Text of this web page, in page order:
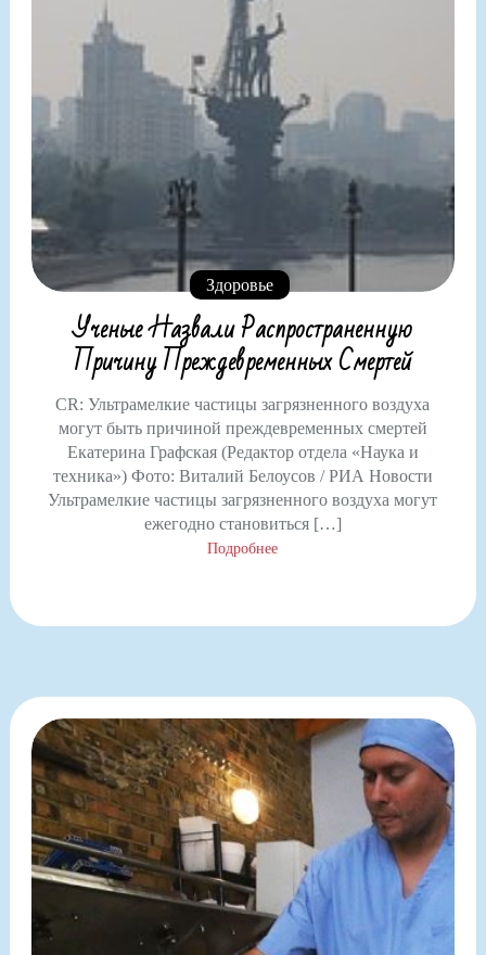
Здоровье
Ученые Назвали Распространенную
Причину Преждевременных Смертей
CR: Ультрамелкие частицы загрязненного воздуха
могут быть причиной преждевременных смертей
Екатерина Графская (Редактор отдела «Наука и
техника») Фото: Виталий Белоусов / РИА Новости
Ультрамелкие частицы загрязненного воздуха могут
ежегодно становиться […]
Подробнее